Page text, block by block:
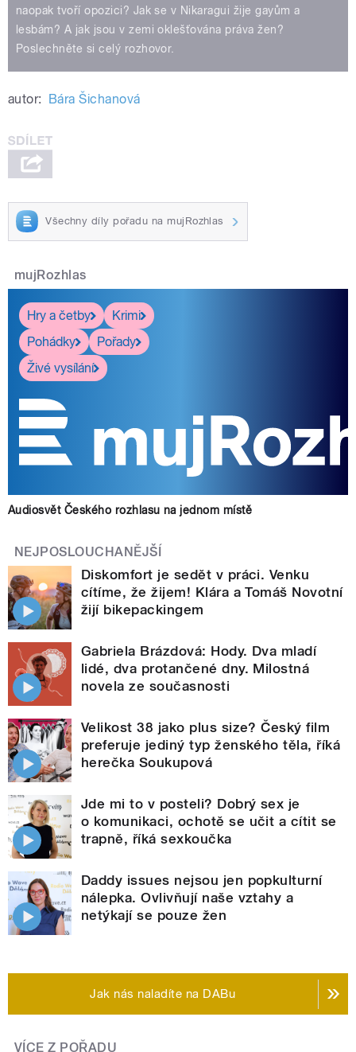
naopak tvoří opozici? Jak se v Nikaragui žije gayům a
lesbám? A jak jsou v zemi oklešťována práva žen?
Poslechněte si celý rozhovor.
autor: Bára Šichanová
Všechny díly pořadu na mujRozhlas
mujRozhlas
Hry a četby
Krimi
Pohádky
Pořady
Živé vysílání
Audiosvět Českého rozhlasu na jednom místě
NEJPOSLOUCHANĚJŠÍ
Diskomfort je sedět v práci. Venku
cítíme, že žijem! Klára a Tomáš Novotní
žijí bikepackingem
Gabriela Brázdová: Hody. Dva mladí
lidé, dva protančené dny. Milostná
novela ze současnosti
Velikost 38 jako plus size? Český film
preferuje jediný typ ženského těla, říká
herečka Soukupová
Jde mi to v posteli? Dobrý sex je
o komunikaci, ochotě se učit a cítit se
trapně, říká sexkoučka
Daddy issues nejsou jen popkulturní
nálepka. Ovlivňují naše vztahy a
netýkají se pouze žen
Jak nás naladíte na DABu
VÍCE Z POŘADU